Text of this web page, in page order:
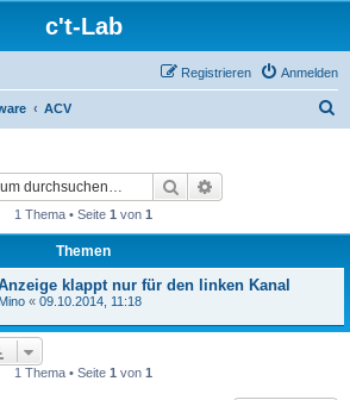
c't-Lab
Anmelden
Registrieren
ACV
Suche
1 Thema • Seite 1 von 1
Themen
klappt nur für den linken Kanal
Mino « 09.10.2014, 11:18
1 Thema • Seite 1 von 1